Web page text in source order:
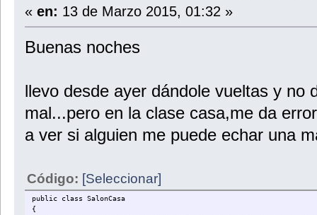
« en: 13 de Marzo 2015, 01:32 »
Buenas noches
llevo desde ayer dándole vueltas y no
mal...pero en la clase casa,me da
a ver si alguien me puede echar una
Código: [Seleccionar]
public class SalonCasa
{